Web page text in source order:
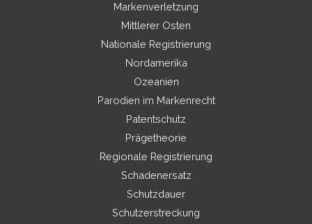
Markenverletzung
Mittlerer Osten
Nationale Registrierung
Nordamerika
Ozeanien
Parodien im Markenrecht
Patentschutz
Prägetheorie
Regionale Registrierung
Schadenersatz
Schutzdauer
Schutzerstreckung